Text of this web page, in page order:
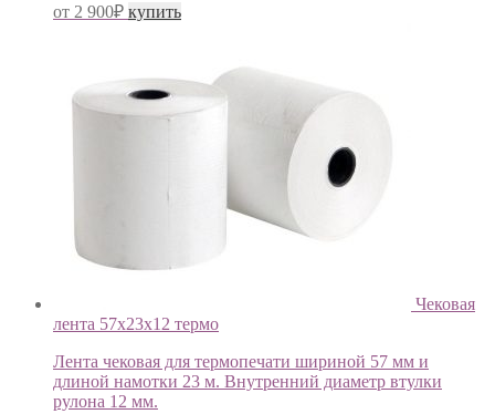
от 2 900₽ купить
Чековая
лента 57х23х12 термо
Лента чековая для термопечати шириной 57 мм и
длиной намотки 23 м. Внутренний диаметр втулки
рулона 12 мм.